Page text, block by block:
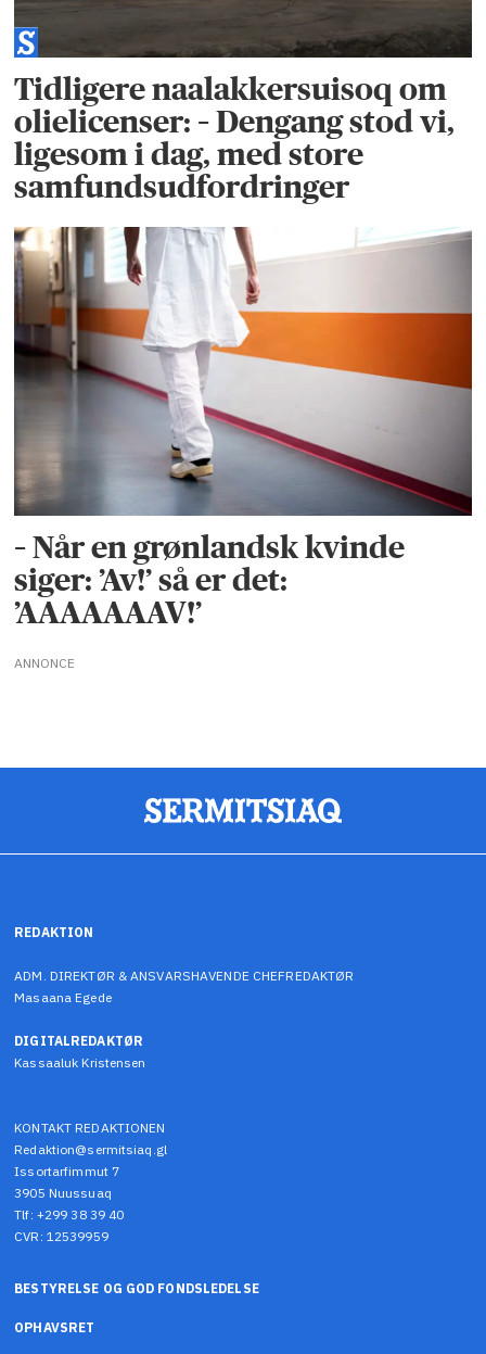
Tidligere naalakkersuisoq om
olielicenser: – Dengang stod vi,
ligesom i dag, med store
samfundsudfordringer
– Når en grønlandsk kvinde
siger: ’Av!’ så er det:
’AAAAAAAV!’
ANNONCE
REDAKTION
ADM. DIREKTØR & ANSVARSHAVENDE CHEFREDAKTØR
Masaana Egede
DIGITALREDAKTØR
Kassaaluk Kristensen
KONTAKT REDAKTIONEN
Redaktion@sermitsiaq.gl
Issortarfimmut 7
3905 Nuussuaq
Tlf: +299 38 39 40
CVR: 12539959
BESTYRELSE OG GOD FONDSLEDELSE
OPHAVSRET